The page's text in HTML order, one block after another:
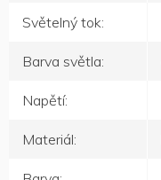
Světelný tok:
Barva světla:
Napětí:
Materiál: